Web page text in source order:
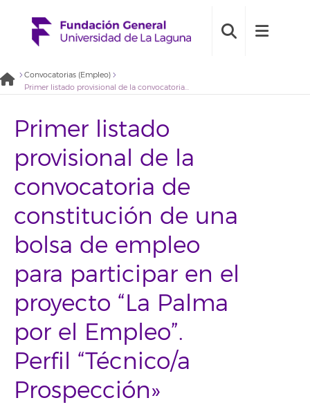
Convocatorias (Empleo)
Primer listado provisional de la convocatoria de constitución de una bolsa de empleo para participar en el proyecto “La Palma por el Empleo”. Perfil “Técnico/a Prospección» 2021BDE049
Primer listado
provisional de la
convocatoria de
constitución de una
bolsa de empleo
para participar en el
proyecto “La Palma
por el Empleo”.
Perfil “Técnico/a
Prospección»